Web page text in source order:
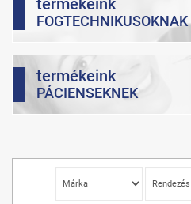
termékeink
FOGTECHNIKUSOKNAK
termékeink
PÁCIENSEKNEK